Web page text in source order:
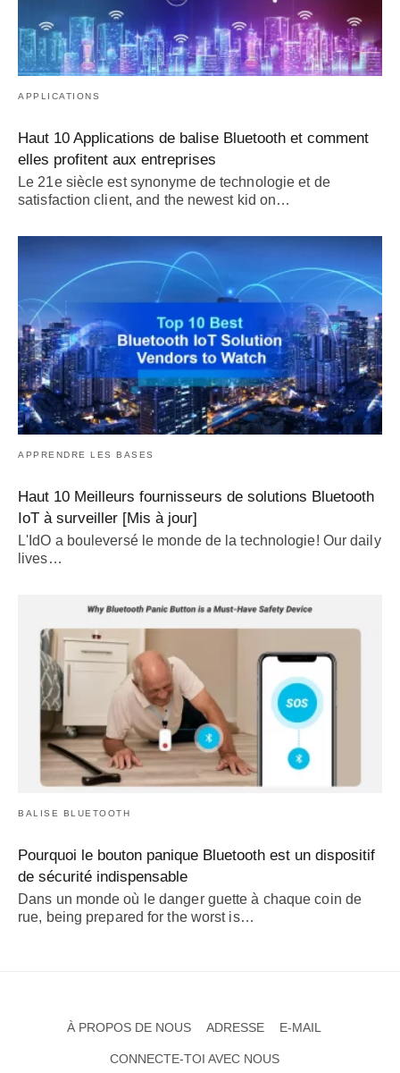
APPLICATIONS
Haut 10 Applications de balise Bluetooth et comment
elles profitent aux entreprises
Le 21e siècle est synonyme de technologie et de
satisfaction client,and the newest kid on…
APPRENDRE LES BASES
Haut 10 Meilleurs fournisseurs de solutions Bluetooth
IoT à surveiller [Mis à jour]
L'IdO a bouleversé le monde de la technologie! Our daily
lives…
BALISE BLUETOOTH
Pourquoi le bouton panique Bluetooth est un dispositif
de sécurité indispensable
Dans un monde où le danger guette à chaque coin de
rue, being prepared for the worst is…
À PROPOS DE NOUS ADRESSE E-MAIL
CONNECTE-TOI AVEC NOUS